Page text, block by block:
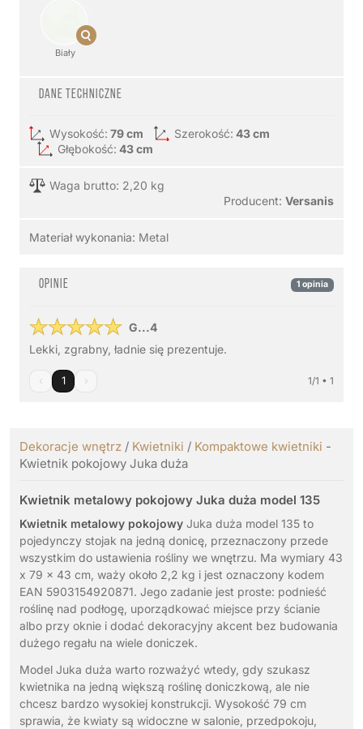
Biały
Dane techniczne
Wysokość: 79 cm Szerokość: 43 cm
Głębokość: 43 cm
Waga brutto: 2,20 kg
Producent: Versanis
Materiał wykonania: Metal
Opinie 1 opinia
G...4
Lekki, zgrabny, ładnie się prezentuje.
‹ 1 › 1/1 • 1
Dekoracje wnętrz / Kwietniki / Kompaktowe kwietniki -
Kwietnik pokojowy Juka duża
Kwietnik metalowy pokojowy Juka duża model 135
Kwietnik metalowy pokojowy Juka duża model 135 to
pojedynczy stojak na jedną donicę, przeznaczony przede
wszystkim do ustawienia rośliny we wnętrzu. Ma wymiary 43
x 79 x 43 cm, waży około 2,2 kg i jest oznaczony kodem
EAN 5903154920871. Jego zadanie jest proste: podnieść
roślinę nad podłogę, uporządkować miejsce przy ścianie
albo przy oknie i dodać dekoracyjny akcent bez budowania
dużego regału na wiele doniczek.
Model Juka duża warto rozważyć wtedy, gdy szukasz
kwietnika na jedną większą roślinę doniczkową, ale nie
chcesz bardzo wysokiej konstrukcji. Wysokość 79 cm
sprawia, że kwiaty są widoczne w salonie, przedpokoju,